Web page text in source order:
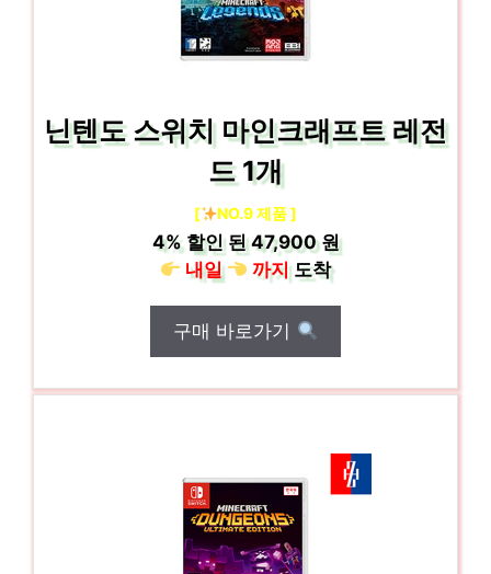
닌텐도 스위치 마인크래프트 레전
드 1개
[ NO.9 제품 ]
4%할인 된47,900 원
내일
까지도착
구매 바로가기